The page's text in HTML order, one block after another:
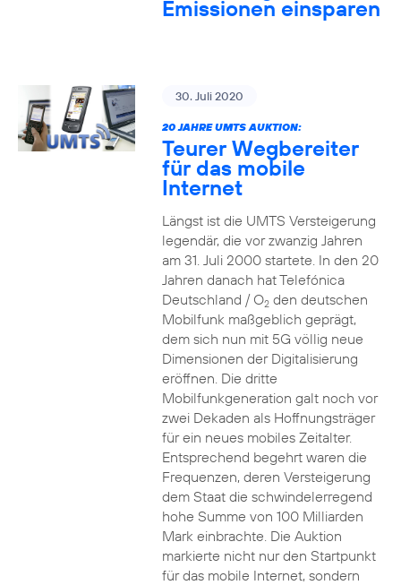
Emissionen einsparen
30. Juli 2020
20 JAHRE UMTS AUKTION:
Teurer Wegbereiter
für das mobile
Internet
Längst ist die UMTS Versteigerung
legendär, die vor zwanzig Jahren
am 31. Juli 2000 startete. In den 20
Jahren danach hat Telefónica
Deutschland / O2den deutschen
Mobilfunk maßgeblich geprägt,
dem sich nun mit 5G völlig neue
Dimensionen der Digitalisierung
eröffnen. Die dritte
Mobilfunkgeneration galt noch vor
zwei Dekaden als Hoffnungsträger
für ein neues mobiles Zeitalter.
Entsprechend begehrt waren die
Frequenzen, deren Versteigerung
dem Staat die schwindelerregend
hohe Summe von 100 Milliarden
Mark einbrachte. Die Auktion
markierte nicht nur den Startpunkt
für das mobile Internet, sondern